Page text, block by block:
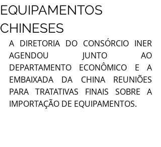
EQUIPAMENTOS
CHINESES
A DIRETORIA DO CONSÓRCIO INER
AGENDOU JUNTO AO
DEPARTAMENTO ECONÔMICO E A
EMBAIXADA DA CHINA REUNIÕES
PARA TRATATIVAS FINAIS SOBRE A
IMPORTAÇÃO DE EQUIPAMENTOS.